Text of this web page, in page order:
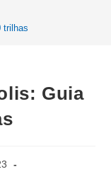
trilhas
Guia